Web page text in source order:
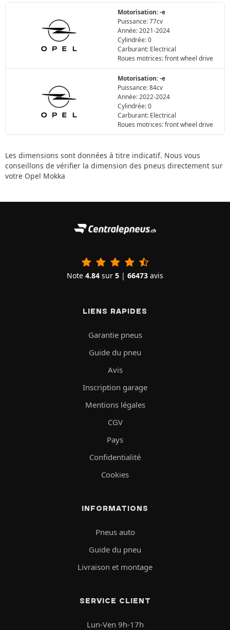
Motorisation: -e
Puissance: 77cv
Année: 2021-2024
Cylindrée: 0
Carburant: Electrical
Roues motrices: front wheel drive
Motorisation: -e
Puissance: 84cv
Année: 2022-2024
Cylindrée: 0
Carburant: Electrical
Roues motrices: front wheel drive
Les dimensions sont données à titre indicatif. Nous vous
conseillons de vérifier la dimension des pneus directement sur
votre Opel Mokka
Note 4.84 sur 5 | 66473 avis
LIENS RAPIDES
Garantie pneus
Guide du pneu
Avis
Inscription garage
Mentions légales
CGV
Pays
Confidentialité
Cookies
INFORMATIONS
Pneus auto
Guide du pneu
Livraison et montage
SERVICE CLIENT
Lun-Ven 9h-17h